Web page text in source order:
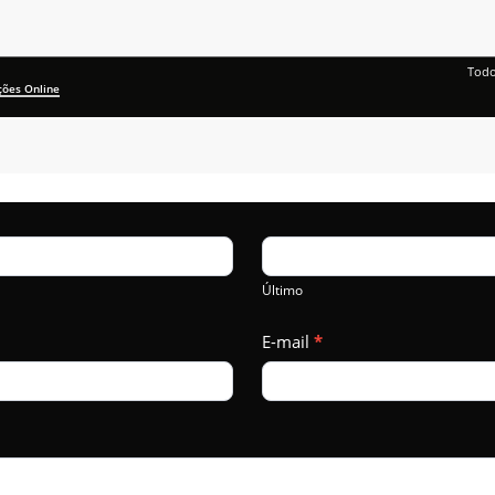
Online
Último
E-mail*